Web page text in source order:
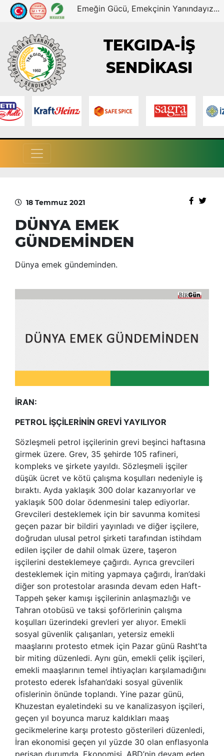
Emeğin Gücü, Emekçinin Yanındayız...
TEKGIDA-İŞ
SENDİKASI
18 Temmuz 2021
DÜNYA EMEK
GÜNDEMİNDEN
Dünya emek gündeminden.
İRAN:
PETROL İŞÇİLERİNİN GREVİ YAYILIYOR
Sözleşmeli petrol işçilerinin grevi beşinci haftasına
girmek üzere. Grev, 35 şehirde 105 rafineri,
kompleks ve şirkete yayıldı. Sözleşmeli işçiler
düşük ücret ve kötü çalışma koşulları nedeniyle iş
bıraktı. Ayda yaklaşık 300 dolar kazanıyorlar ve
yaklaşık 500 dolar ödenmesini talep ediyorlar.
Grevcileri desteklemek için bir savunma komitesi
geçen pazar bir bildiri yayınladı ve diğer işçilere,
doğrudan ulusal petrol şirketi tarafından istihdam
edilen işçiler de dahil olmak üzere, taşeron
işçilerini desteklemeye çağırdı. Ayrıca grevcileri
desteklemek için miting yapmaya çağırdı, İran’daki
diğer son protestolar arasında devam eden Haft-
Tappeh şeker kamışı işçilerinin anlaşmazlığı ve
Tahran otobüsü ve taksi şoförlerinin çalışma
koşulları üzerindeki grevleri yer alıyor. Emekli
sosyal güvenlik çalışanları, yetersiz emekli
maaşlarını protesto etmek için Pazar günü Rasht’ta
bir miting düzenledi. Aynı gün, emekli çelik işçileri,
emekli maaşlarının temel ihtiyaçları karşılamadığını
protesto ederek İsfahan’daki sosyal güvenlik
ofislerinin önünde toplandı. Yine pazar günü,
Khuzestan eyaletindeki su ve kanalizasyon işçileri,
geçen yıl boyunca maruz kaldıkları maaş
gecikmelerine karşı protesto gösterileri düzenledi,
İran ekonomisi geçen yıl yüzde 30 olan enflasyonla
perişan durumda. Ekonomisi, ABD’nin devam eden